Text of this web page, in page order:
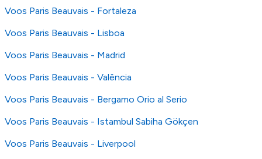
Voos Paris Beauvais - Fortaleza
Voos Paris Beauvais - Lisboa
Voos Paris Beauvais - Madrid
Voos Paris Beauvais - Valência
Voos Paris Beauvais - Bergamo Orio al Serio
Voos Paris Beauvais - Istambul Sabiha Gökçen
Voos Paris Beauvais - Liverpool